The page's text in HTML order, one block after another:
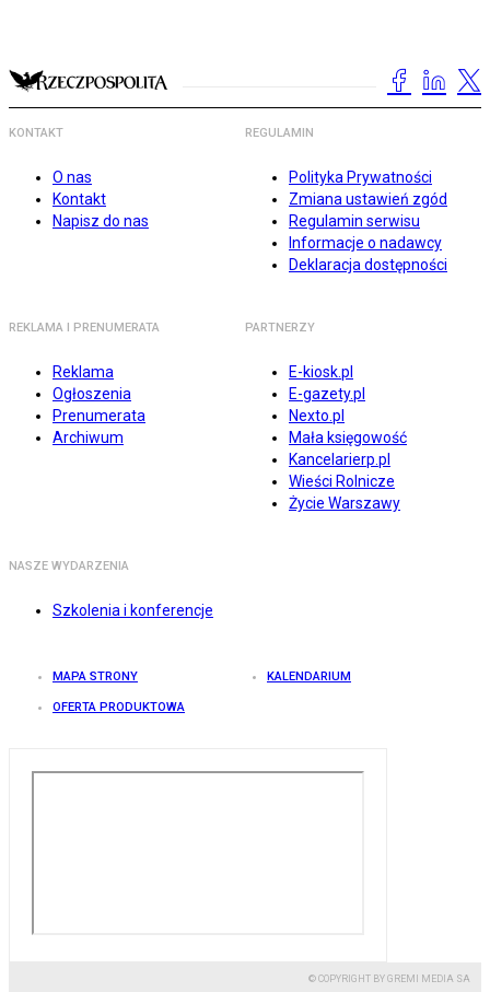
KONTAKT
O nas
Kontakt
Napisz do nas
REGULAMIN
Polityka Prywatności
Zmiana ustawień zgód
Regulamin serwisu
Informacje o nadawcy
Deklaracja dostępności
REKLAMA I PRENUMERATA
Reklama
Ogłoszenia
Prenumerata
Archiwum
PARTNERZY
E-kiosk.pl
E-gazety.pl
Nexto.pl
Mała księgowość
Kancelarierp.pl
Wieści Rolnicze
Życie Warszawy
NASZE WYDARZENIA
Szkolenia i konferencje
MAPA STRONY KALENDARIUM
OFERTA PRODUKTOWA
© COPYRIGHT BY GREMI MEDIA SA